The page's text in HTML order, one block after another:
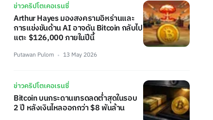
ข่าวคริปโตเคอเรนซี่
Arthur Hayes มองสงครามอิหร่านและ
การแข่งขันด้าน AI อาจดัน Bitcoin กลับไป
แตะ $126,000 ภายในปีนี้
Putawan Pulom 13 May 2026
ข่าวคริปโตเคอเรนซี่
Bitcoin บนกระดานเทรดลดต่ำสุดในรอบ
2 ปี หลังเงินไหลออกกว่า $8 พันล้าน